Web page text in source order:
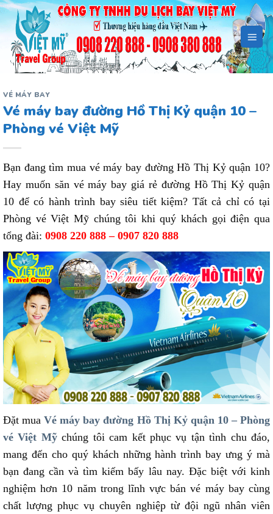
Bỏ
qua
dung
VÉ MÁY BAY
Vé máy bay đường Hồ Thị Kỷ quận 10 –
Phòng vé Việt Mỹ
Bạn đang tìm mua vé máy bay đường Hồ Thị Kỷ quận 10?
Hay muốn săn vé máy bay giá rẻ đường Hồ Thị Kỷ quận
10 để có hành trình bay siêu tiết kiệm? Tất cả chỉ có tại
Phòng vé Việt Mỹ chúng tôi khi quý khách gọi điện qua
tổng đài: 0908 220 888 – 0907 820 888
Đặt muaVé máy bay đường Hồ Thị Kỷ quận 10 – Phòng
vé Việt Mỹchúng tôi cam kết phục vụ tận tình chu đáo,
mang đến cho quý khách những hành trình bay ưng ý mà
bạn đang cần và tìm kiếm bấy lâu nay. Đặc biệt với kinh
nghiệm hơn 10 năm trong lĩnh vực bán vé máy bay cùng
chất lượng phục vụ chuyên nghiệp từ đội ngũ nhân viên